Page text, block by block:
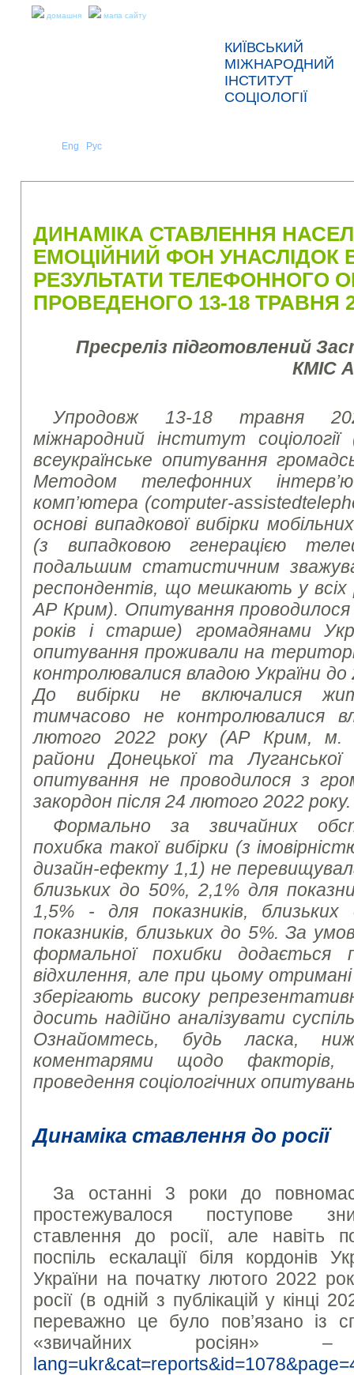
домашня мапа сайту
КИЇВСЬКИЙ
МІЖНАРОДНИЙ
ІНСТИТУТ
СОЦІОЛОГІЇ
Eng Рус
ДИНАМІКА СТАВЛЕННЯ
ЕМОЦІЙНИЙ ФОН УНАСЛІДОК
РЕЗУЛЬТАТИ ТЕЛЕФОННОГО
ПРОВЕДЕНОГО 13-18 ТРАВНЯ
Пресреліз підготовлений
КМІС
Упродовж 13-18 травня
міжнародний інститут
всеукраїнське опитування
Методом телефонних
комп’ютера (computer-assisted
основі випадкової вибірки
(з випадковою генерацією
подальшим статистичним
респондентів, що мешкають у всіх
АР Крим). Опитування проводилося
років і старше) громадянами
опитування проживали на
контролювалися владою України
До вибірки не включалися
тимчасово не контролювалися
лютого 2022 року (АР Крим, м.
райони Донецької та
опитування не проводилося з
закордон після 24 лютого 2022 року.
Формально за звичайних
похибка такої вибірки (з
дизайн-ефекту 1,1) не
близьких до 50%, 2,1% для
1,5% - для показників,
показників, близьких до 5%. За
формальної похибки додається
відхилення, але при цьому
зберігають високу
досить надійно аналізувати
Ознайомтесь, будь ласка,
коментарями щодо
проведення соціологічних
Динаміка ставлення до росії
За останні 3 роки до
простежувалося поступове
ставлення до росії, але навіть
поспіль ескалації біля кордонів
України на початку лютого 2022
росії (в одній з публікацій у кінці
переважно це було пов’язано із
«звичайних